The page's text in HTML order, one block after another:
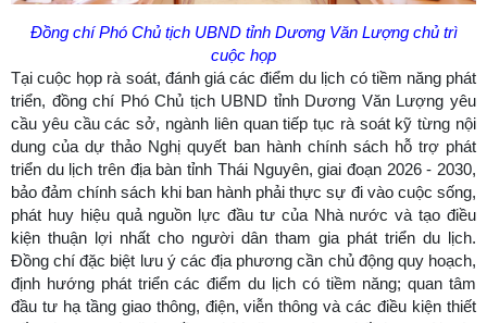
Đồng chí Phó Chủ tịch UBND tỉnh Dương Văn Lượng chủ trì
cuộc họp
Tại cuộc họp rà soát, đánh giá các điểm du lịch có tiềm năng phát
triển, đồng chí Phó Chủ tịch UBND tỉnh Dương Văn Lượng yêu
cầu yêu cầu các sở, ngành liên quan tiếp tục rà soát kỹ từng nội
dung của dự thảo Nghị quyết ban hành chính sách hỗ trợ phát
triển du lịch trên địa bàn tỉnh Thái Nguyên, giai đoạn 2026 - 2030,
bảo đảm chính sách khi ban hành phải thực sự đi vào cuộc sống,
phát huy hiệu quả nguồn lực đầu tư của Nhà nước và tạo điều
kiện thuận lợi nhất cho người dân tham gia phát triển du lịch.
Đồng chí đặc biệt lưu ý các địa phương cần chủ động quy hoạch,
định hướng phát triển các điểm du lịch có tiềm năng; quan tâm
đầu tư hạ tầng giao thông, điện, viễn thông và các điều kiện thiết